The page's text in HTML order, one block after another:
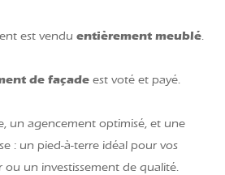
est vendu entièrement meublé.
de façade est voté et payé.
un agencement optimisé, et une
: un pied-à-terre idéal pour vos
ou un investissement de qualité.